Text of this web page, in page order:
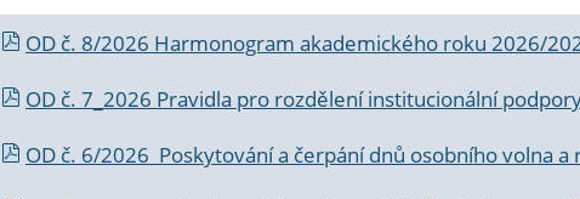
OD č. 8/2026 Harmonogram akademického roku 2026/
OD č. 7_2026 Pravidla pro rozdělení institucionální
OD č. 6/2026 Poskytování a čerpání dnů osobního volna